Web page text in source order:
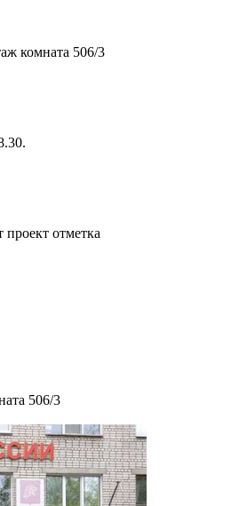
комната 506/3
проект отметка
506/3